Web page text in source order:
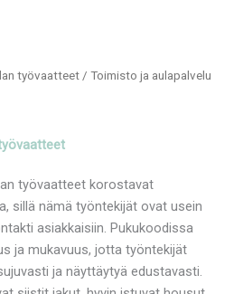
työvaatteet / Toimisto ja aulapalvelu
työvaatteet korostavat
sillä nämä työntekijät ovat usein
asiakkaisiin. Pukukoodissa
ja mukavuus, jotta työntekijät
ja näyttäytyä edustavasti.